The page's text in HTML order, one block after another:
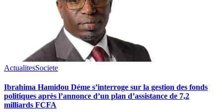
ActualitesSociete
Ibrahima Hamidou Déme s’interroge sur la gestion des fonds
politiques après l’annonce d’un plan d’assistance de 7,2
milliards FCFA